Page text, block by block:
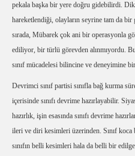
pekala başka bir yere doğru gidebilirdi.
hareketlendiği, olayların seyrine tam da bir
sırada, Mübarek çok ani bir operasyonla
ediliyor, bir türlü görevden alınmıyordu.
sınıf mücadelesi bilincine ve deneyimine
Devrimci sınıf partisi sınıfla bağ kurma
içerisinde sınıfı devrime hazırlayabilir.
hazırlık, işin esasında sınıfı devrime
ileri ve diri kesimleri üzerinden. Sınıf
sınıfın belli kesimleri hala da belli bir